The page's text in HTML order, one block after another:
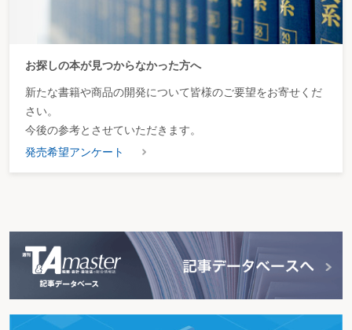
お探しの本が見つからなかった方へ
新たな書籍や商品の開発について皆様のご要望をお寄せくだ
さい。
今後の参考とさせていただきます。
発売希望アンケート